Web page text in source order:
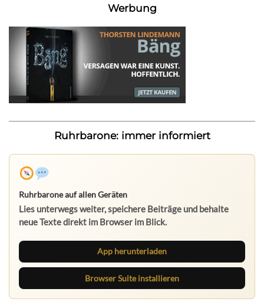
Werbung
Ruhrbarone: immer informiert
Ruhrbarone auf allen Geräten
Lies unterwegs weiter, speichere Beiträge und behalte
neue Texte direkt im Browser im Blick.
App herunterladen
Browser Suite installieren